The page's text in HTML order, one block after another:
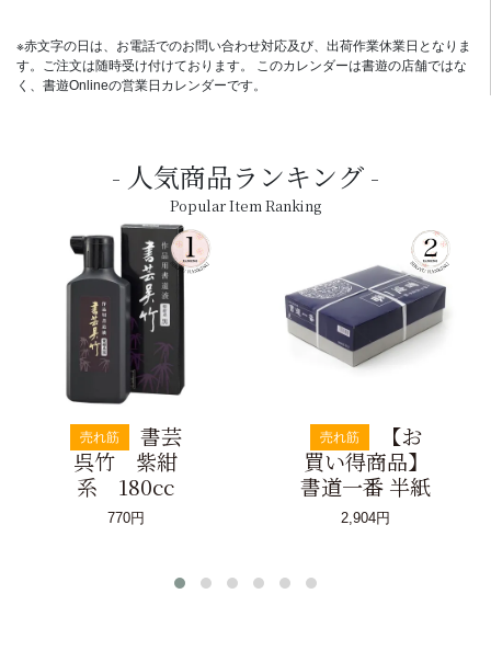
※赤文字の日は、お電話でのお問い合わせ対応及び、出荷作業休業日となりま
す。ご注文は随時受け付けております。 このカレンダーは書遊の店舗ではな
く、書遊Onlineの営業日カレンダーです。
人気商品ランキング
Popular Item Ranking
売れ筋
書芸
呉竹 紫紺
系 180cc
770円
売れ筋
【お
買い得商品】
書道一番 半紙
2,904円